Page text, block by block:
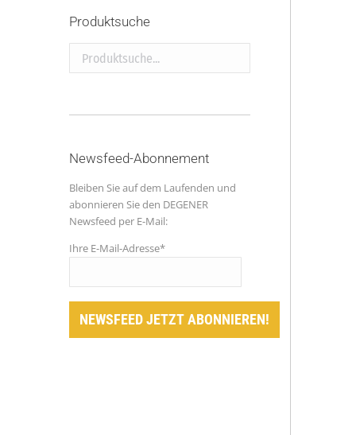
Produktsuche
Produktsuche...
Newsfeed-Abonnement
Bleiben Sie auf dem Laufenden und
abonnieren Sie den DEGENER
Newsfeed per E-Mail:
Ihre E-Mail-Adresse*